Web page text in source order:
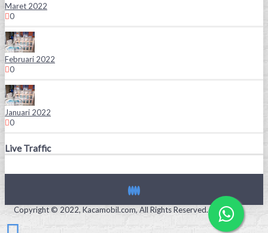
Maret 2022
0
Februari 2022
0
Januari 2022
0
Live Traffic
Copyright © 2022, Kacamobil.com, All Rights Reserved.